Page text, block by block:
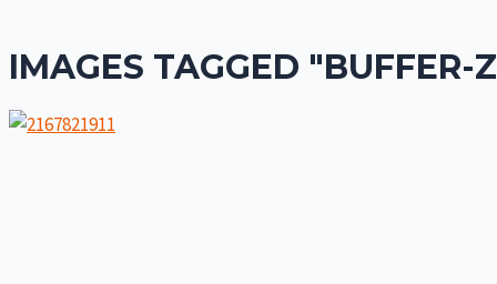
IMAGES TAGGED "BUFFER-